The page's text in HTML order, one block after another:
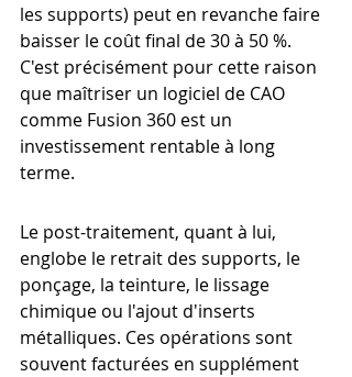
les supports) peut en revanche faire
baisser le coût final de 30 à 50 %.
C'est précisément pour cette raison
que maîtriser un logiciel de CAO
comme Fusion 360 est un
investissement rentable à long
terme.
Le post-traitement, quant à lui,
englobe le retrait des supports, le
ponçage, la teinture, le lissage
chimique ou l'ajout d'inserts
métalliques. Ces opérations sont
souvent facturées en supplément